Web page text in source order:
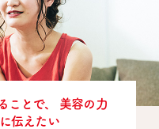
ことで、
美容の力
伝えたい